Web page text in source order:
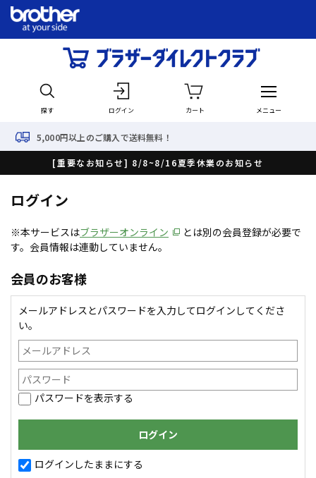
探す ログイン カート メニュー
円以上のご購入で送料無料！
[重要なお知らせ] 8/8~8/16夏季休業のお知らせ
ログイン
※本サービスはブラザーオンライン
とは別の会員登録が必要で
す。会員情報は連動していません。
会員のお客様
メールアドレスとパスワードを入力してログインしてくださ
い。
パスワードを表示する
ログインしたままにする